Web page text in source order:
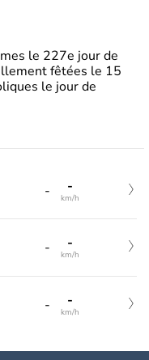
le 227e jour de
fêtées le 15
le jour de
- -
km/h
- -
km/h
- -
km/h